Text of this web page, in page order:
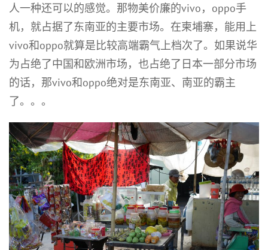
人一种还可以的感觉。那物美价廉的vivo，oppo手
机，就占据了东南亚的主要市场。在柬埔寨，能用上
vivo和oppo就算是比较高端霸气上档次了。如果说华
为占绝了中国和欧洲市场，也占绝了日本一部分市场
的话，那vivo和oppo绝对是东南亚、南亚的霸主
了。。。